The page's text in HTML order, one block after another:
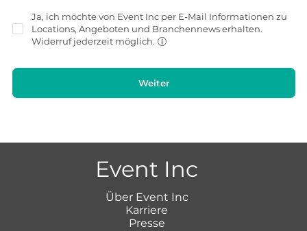
Ja, ich möchte von Event Inc per E-Mail Informationen zu
Locations, Angeboten und Branchennews erhalten.
Widerruf jederzeit möglich.
Weiter
Event Inc
Über Event Inc
Karriere
Presse